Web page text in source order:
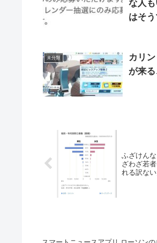
な人
はそ
未分類
カリ
が来
ふざけん
ざわざ若
れる訳な